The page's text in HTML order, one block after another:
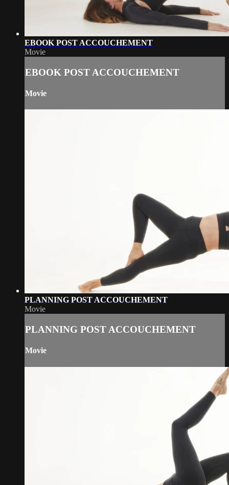
EBOOK POST ACCOUCHEMENT
Movie
EBOOK POST ACCOUCHEMENT
Movie
PLANNING POST ACCOUCHEMENT
Movie
PLANNING POST ACCOUCHEMENT
Movie